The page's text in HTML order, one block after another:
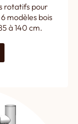
rotatifs pour
modèles bois
à 140 cm.